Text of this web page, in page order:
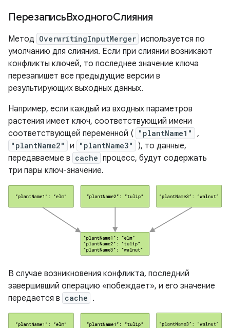
ПерезаписьВходногоСлияния
Метод OverwritingInputMerger используется по
умолчанию для слияния. Если при слиянии возникают
конфликты ключей, то последнее значение ключа
перезапишет все предыдущие версии в
результирующих выходных данных.
Например, если каждый из входных параметров
растения имеет ключ, соответствующий имени
соответствующей переменной (
"plantName1" ,
"plantName2" и "plantName3"
), то данные,
передаваемые в cache процесс, будут содержать
три пары ключ-значение.
В случае возникновения конфликта, последний
завершивший операцию «побеждает», и его значение
передается в cache .